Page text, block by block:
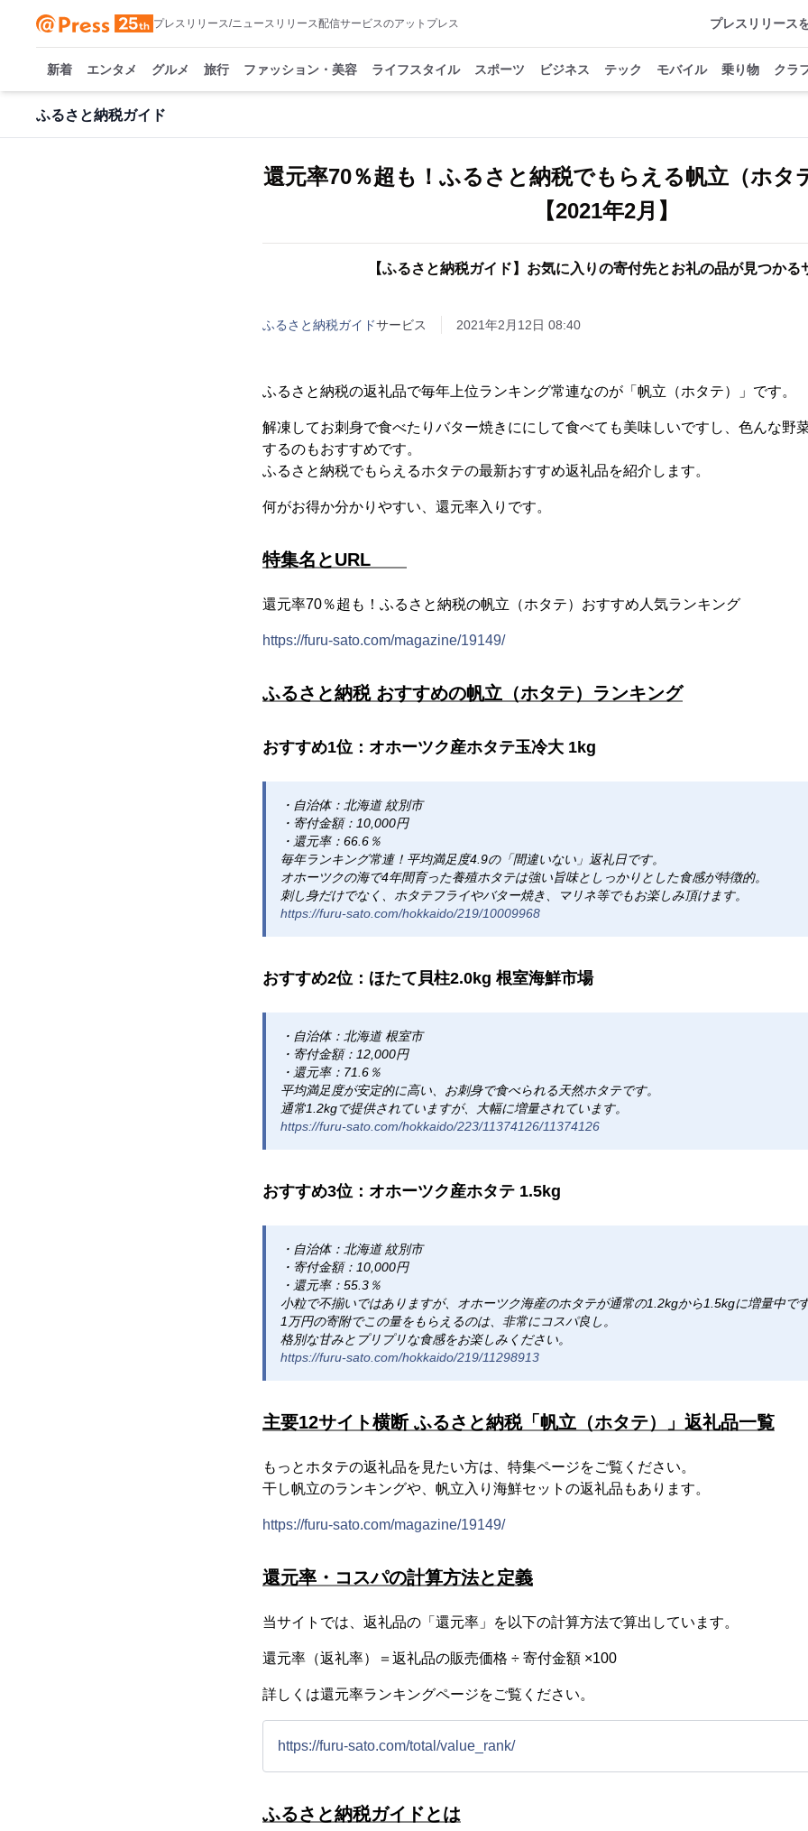
プレスリリース/ニュースリリース配信サービスのアットプレス プレスリリース
新着 エンタメ グルメ 旅行 ファッション・美容 ライフスタイル スポーツ ビジネス テック モバイル 乗り物 クラ
ふるさと納税ガイド
還元率70％超も！ふるさと納税でもらえる帆立（ホタ
【2021年2月】
【ふるさと納税ガイド】お気に入りの寄付先とお礼の品が見つかる
ふるさと納税ガイドサービス 2021年2月12日 08:40
ふるさと納税の返礼品で毎年上位ランキング常連なのが「帆立（ホタテ）」です。
解凍してお刺身で食べたりバター焼きににして食べても美味しいですし、色んな野
するのもおすすめです。
ふるさと納税でもらえるホタテの最新おすすめ返礼品を紹介します。
何がお得か分かりやすい、還元率入りです。
特集名とURL
還元率70％超も！ふるさと納税の帆立（ホタテ）おすすめ人気ランキング
https://furu-sato.com/magazine/19149/
ふるさと納税 おすすめの帆立（ホタテ）ランキング
おすすめ1位：オホーツク産ホタテ玉冷大 1kg
・自治体：北海道 紋別市
・寄付金額：10,000円
・還元率：66.6％
毎年ランキング常連！平均満足度4.9の「間違いない」返礼日です。
オホーツクの海で4年間育った養殖ホタテは強い旨味としっかりとした食感が特徴的。
刺し身だけでなく、ホタテフライやバター焼き、マリネ等でもお楽しみ頂けます。
https://furu-sato.com/hokkaido/219/10009968
おすすめ2位：ほたて貝柱2.0kg 根室海鮮市場
・自治体：北海道 根室市
・寄付金額：12,000円
・還元率：71.6％
平均満足度が安定的に高い、お刺身で食べられる天然ホタテです。
通常1.2kgで提供されていますが、大幅に増量されています。
https://furu-sato.com/hokkaido/223/11374126/11374126
おすすめ3位：オホーツク産ホタテ 1.5kg
・自治体：北海道 紋別市
・寄付金額：10,000円
・還元率：55.3％
小粒で不揃いではありますが、オホーツク海産のホタテが通常の1.2kgから1.5kgに増量中で
1万円の寄附でこの量をもらえるのは、非常にコスパ良し。
格別な甘みとプリプリな食感をお楽しみください。
https://furu-sato.com/hokkaido/219/11298913
主要12サイト横断 ふるさと納税「帆立（ホタテ）」返礼品一覧
もっとホタテの返礼品を見たい方は、特集ページをご覧ください。
干し帆立のランキングや、帆立入り海鮮セットの返礼品もあります。
https://furu-sato.com/magazine/19149/
還元率・コスパの計算方法と定義
当サイトでは、返礼品の「還元率」を以下の計算方法で算出しています。
還元率（返礼率）＝返礼品の販売価格 ÷ 寄付金額 ×100
詳しくは還元率ランキングページをご覧ください。
https://furu-sato.com/total/value_rank/
ふるさと納税ガイドとは